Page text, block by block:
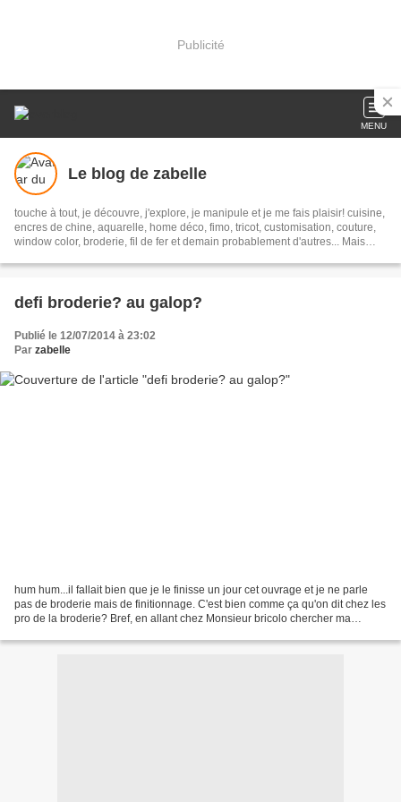
Publicité
MENU
Le blog de zabelle
touche à tout, je découvre, j'explore, je manipule et je me fais plaisir! cuisine,
encres de chine, aquarelle, home déco, fimo, tricot, customisation, couture,
window color, broderie, fil de fer et demain probablement d'autres... Mais
defi broderie? au galop?
Publié le 12/07/2014 à 23:02
Par zabelle
hum hum...il fallait bien que je le finisse un jour cet ouvrage et je ne parle
pas de broderie mais de finitionnage. C'est bien comme ça qu'on dit chez les
pro de la broderie? Bref, en allant chez Monsieur bricolo chercher ma